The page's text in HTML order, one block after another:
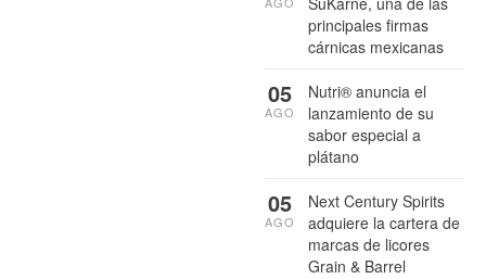
principales firmas
cárnicas mexicanas
Nutri® anuncia el
lanzamiento de su
sabor especial a
plátano
05
AGO
Next Century Spirits
adquiere la cartera de
marcas de licores
Grain & Barrel
05
AGO